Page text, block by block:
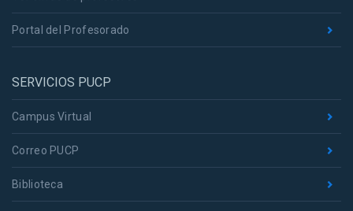
Portal del Profesorado
SERVICIOS PUCP
Campus Virtual
Correo PUCP
Biblioteca